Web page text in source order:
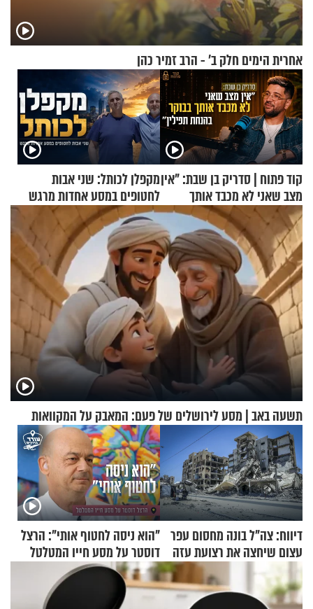
אחרית הימים חלק ב’ - הרב זמיר כהן
קוד פתוח | סדריק בן שבת: "אין
מצב שאני לא מכבד אותך
בבוקר בהנחת תפילין"
מקפלן לכותל: שני אבות
לחטופים במסע אחדות מרגש
תשעה באב | מסע לירושלים של פעם: המאבק על המקוואות
דיווח: צה"ל בונה מחסום עפר
עצום שיחצה את רצועת עזה
לשניים
"הוא ניסה לחטוף אותי": הרצל
דוסטר על מסע חייו המטלטל